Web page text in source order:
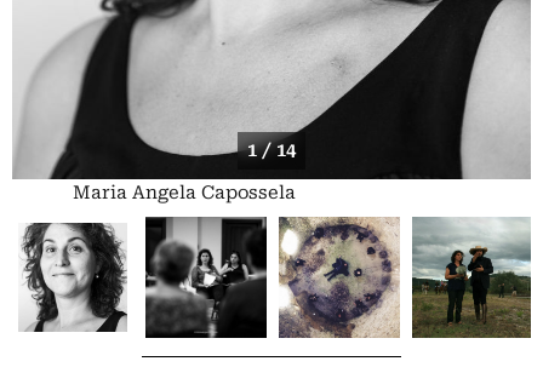
1 / 14
Maria Angela Capossela